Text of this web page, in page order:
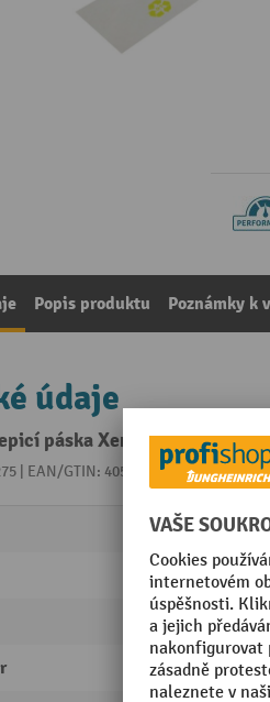
Popis produktu Poznámky k
údaje
páska Xenial® PET, 37 µ,
| EAN/GTIN: 4056705062757Z
Navíječ
100 m
76 mm